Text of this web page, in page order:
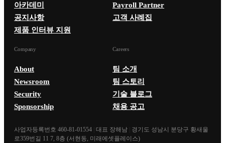
아카데미
공지사항
제품 인터뷰 지원
Payroll Partner
고객 사례집
Company
About
Newsroom
Security
Sponsorship
Careers
팀 소개
팀 스토리
기술 블로그
채용 공고
사업자등록번호 460-81-01554 대표 장해남
경기도 성남시 분당구 황새울
로359번길 11 7, 8층 (서현동, 미래에셋플레이스)